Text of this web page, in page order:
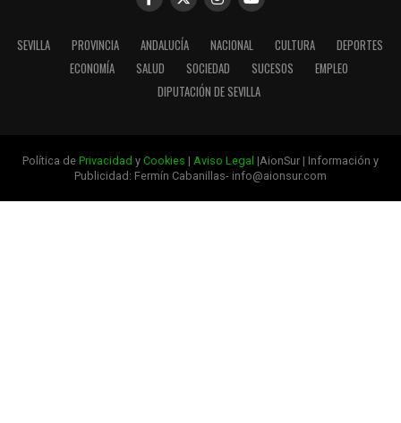
SEVILLA PROVINCIA ANDALUCÍA NACIONAL CULTURA
DEPORTES
ECONOMÍA
SALUD SOCIEDAD SUCESOS
EMPLEO
DIPUTACIÓN DE SEVILLA
Política de Privacidad y Cookies | Aviso Legal |AionSur | Información y
Publicidad: Fermín Cabanillas- info@aionsur.com